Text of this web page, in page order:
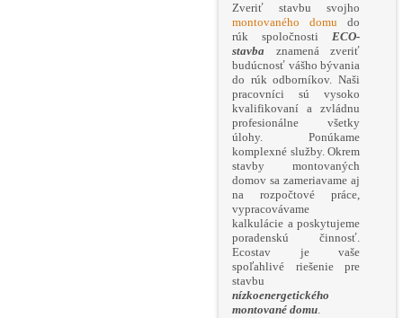
Zveriť stavbu svojho
montovaného domu do
rúk spoločnosti ECO-
stavba znamená zveriť
budúcnosť vášho bývania
do rúk odborníkov. Naši
pracovníci sú vysoko
kvalifikovaní a zvládnu
profesionálne všetky
úlohy. Ponúkame
komplexné služby. Okrem
stavby montovaných
domov sa zameriavame aj
na rozpočtové práce,
vypracovávame
kalkulácie a poskytujeme
poradenskú činnosť.
Ecostav je vaše
spoľahlivé riešenie pre
stavbu
nízkoenergetického
montované domu.